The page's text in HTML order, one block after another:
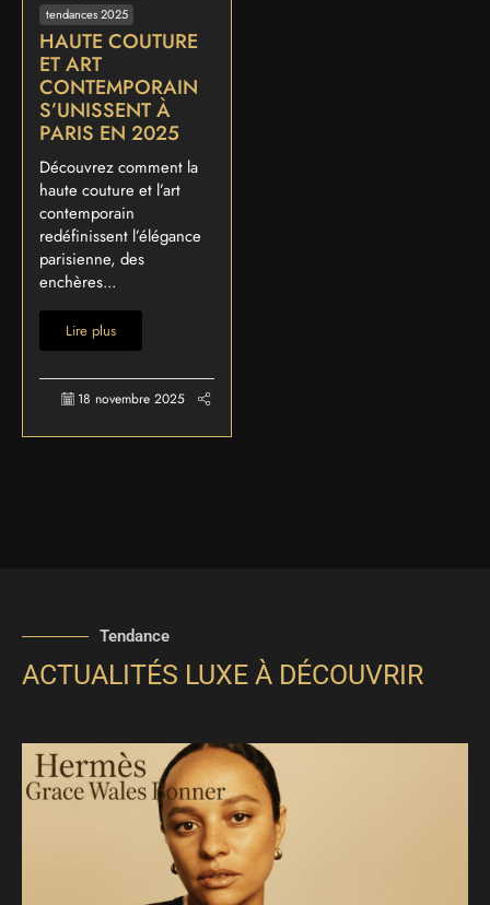
tendances 2025
HAUTE COUTURE
ET ART
CONTEMPORAIN
S’UNISSENT À
PARIS EN 2025
Découvrez comment la
haute couture et l’art
contemporain
redéfinissent l’élégance
parisienne, des
enchères...
Lire plus
18 novembre 2025
Tendance
ACTUALITÉS LUXE À DÉCOUVRIR